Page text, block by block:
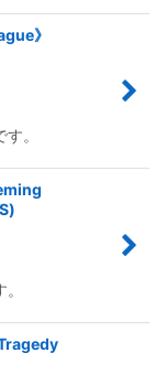
》
。